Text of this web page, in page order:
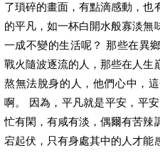
了瑣碎的畫面，有點滴感動，也
的平凡，如一杯白開水般寡淡無
一成不變的生活呢？ 那些在異
戰火隨波逐流的人，那些在人生
熬無法脫身的人，他們心中，
啊。 因為，平凡就是平安，平
忙有閑，有咸有淡，偶爾有苦辣
宕起伏，只有身處其中的人才能